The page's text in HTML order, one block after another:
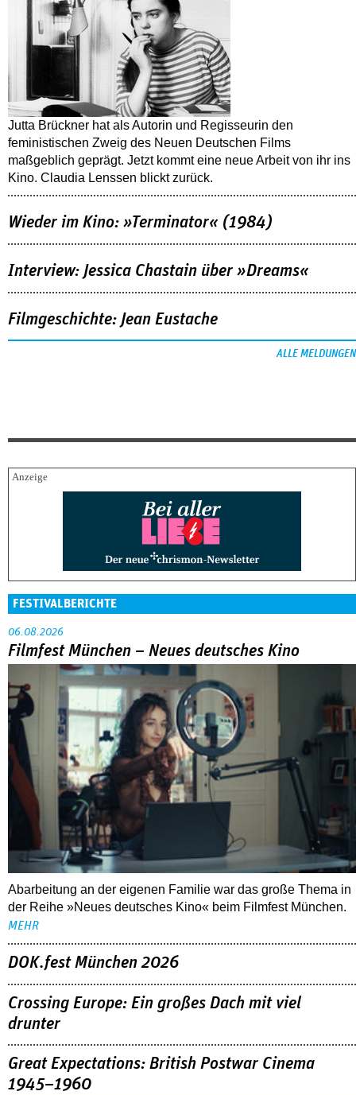
Jutta Brückner hat als Autorin und Regisseurin den
feministischen Zweig des Neuen Deutschen Films
maßgeblich geprägt. Jetzt kommt eine neue Arbeit von ihr ins
Kino. Claudia Lenssen blickt zurück.
Wieder im Kino: »Terminator« (1984)
Interview: Jessica Chastain über »Dreams«
Filmgeschichte: Jean Eustache
ALLE MELDUNGEN
FESTIVALBERICHTE
06.08.2026
Filmfest München – Neues deutsches Kino
Abarbeitung an der eigenen Familie war das große Thema in
der Reihe »Neues deutsches Kino« beim Filmfest München.
MEHR
DOK.fest München 2026
Crossing Europe: Ein großes Dach mit viel
drunter
Great Expectations: British Postwar Cinema
1945–1960